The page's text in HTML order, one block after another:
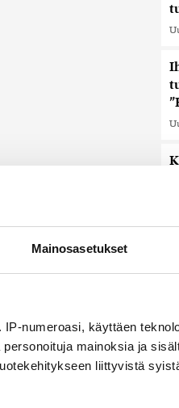
Mainosasetukset
numeroasi, käyttäen
mainoksia ja
liittyvistä